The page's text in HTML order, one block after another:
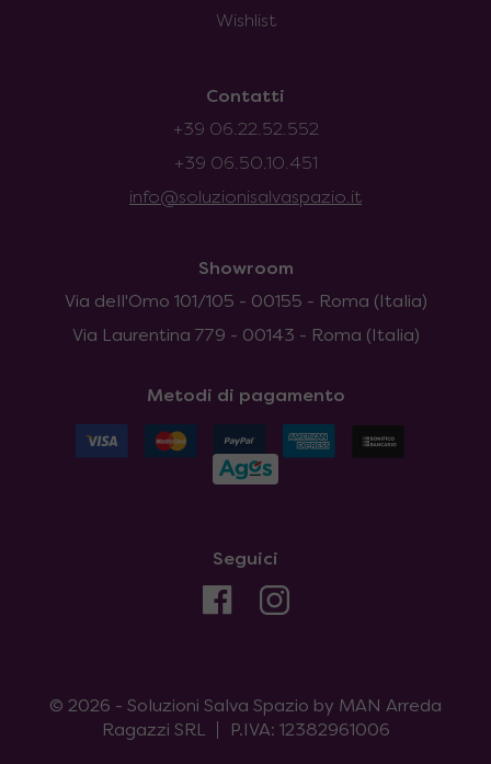
Wishlist
Contatti
+39 06.22.52.552
+39 06.50.10.451
info@soluzionisalvaspazio.it
Showroom
Via dell'Omo 101/105 - 00155 - Roma (Italia)
Via Laurentina 779 - 00143 - Roma (Italia)
Metodi di pagamento
Seguici
© 2026 - Soluzioni Salva Spazio by MAN Arreda
Ragazzi SRL
P.IVA: 12382961006